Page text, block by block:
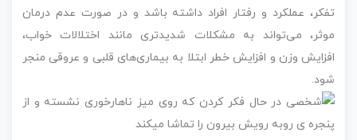
تفکر، عملکرد و رفتار افراد داشته باشد و در صورت عدم درمان
موثر، می‌تواند به مشکلات شدیدتری مانند اختلالات خواب،
افزایش وزن و افزایش خطر ابتلا به بیماری‌های قلبی و عروقی منجر
شود.